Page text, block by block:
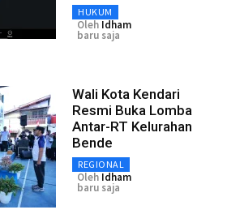
HUKUM
Oleh Idham
baru saja
Wali Kota Kendari
Resmi Buka Lomba
Antar-RT Kelurahan
Bende
REGIONAL
Oleh Idham
baru saja